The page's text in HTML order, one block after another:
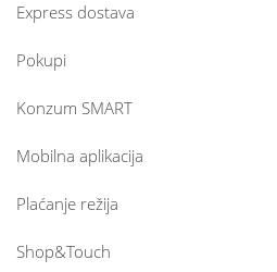
Express dostava
Pokupi
Konzum SMART
Mobilna aplikacija
Plaćanje režija
Shop&Touch